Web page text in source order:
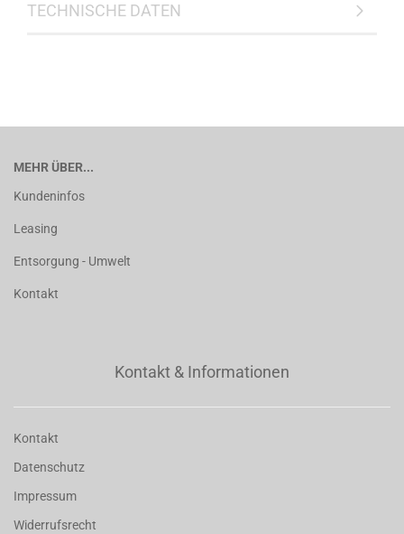
TECHNISCHE DATEN
MEHR ÜBER...
Kundeninfos
Leasing
Entsorgung - Umwelt
Kontakt
Kontakt & Informationen
Kontakt
Datenschutz
Impressum
Widerrufsrecht